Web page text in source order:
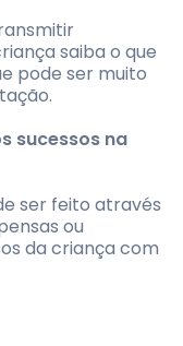
saiba o que
pode ser muito
sucessos na
ser feito através
ou
da criança com